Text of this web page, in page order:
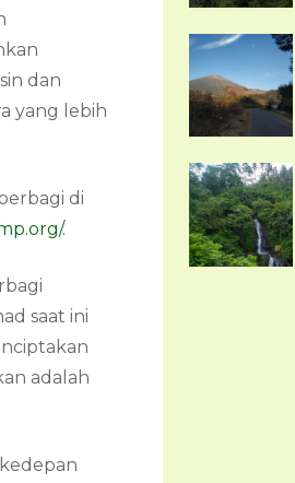
dan
yang lebih
di
.
saat ini
adalah